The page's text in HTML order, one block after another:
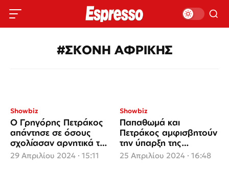
#ΣΚΟΝΗ ΑΦΡΙΚΗΣ
Showbiz
Ο Γρηγόρης Πετράκος
απάντησε σε όσους
σχολίασαν αρνητικά τη
γνώμη του για την
αφρικανική σκόνη
29 Απριλίου 2024 · 15:11
Showbiz
Παπαθωμά και
Πετράκος αμφισβητούν
την ύπαρξη της
αφρικανικής σκόνης
25 Απριλίου 2024 · 16:48